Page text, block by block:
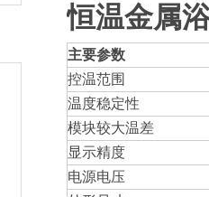
恒温金属
主要参数
控温范围
温度稳定性
模块较大温差
显示精度
电源电压